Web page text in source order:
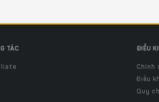
TÁC ĐIỀU
Chính
Điều
Quy